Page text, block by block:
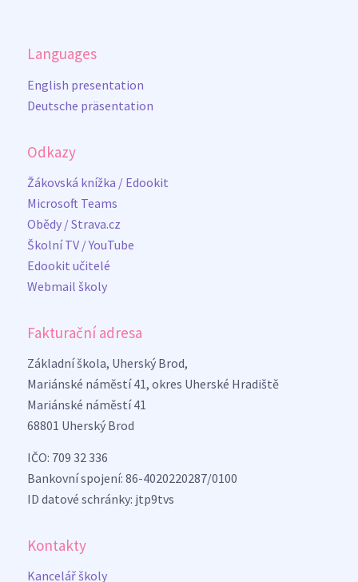
Languages
English presentation
Deutsche präsentation
Odkazy
Žákovská knížka / Edookit
Microsoft Teams
Obědy / Strava.cz
Školní TV / YouTube
Edookit učitelé
Webmail školy
Fakturační adresa
Základní škola, Uherský Brod,
Mariánské náměstí 41, okres Uherské Hradiště
Mariánské náměstí 41
68801 Uherský Brod
IČO: 709 32 336
Bankovní spojení: 86-4020220287/0100
ID datové schránky: jtp9tvs
Kontakty
Kancelář školy